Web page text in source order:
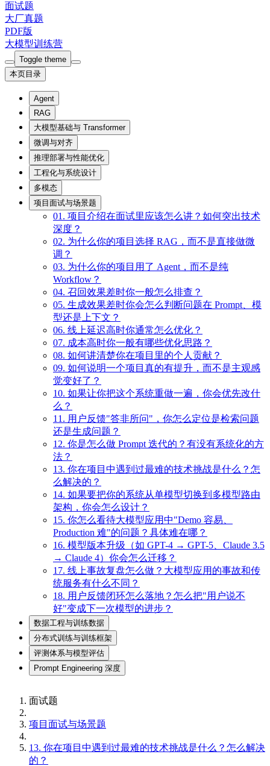
面试题
大厂真题
PDF版
大模型训练营
Toggle theme
本页目录
Agent
RAG
大模型基础与 Transformer
微调与对齐
推理部署与性能优化
工程化与系统设计
多模态
项目面试与场景题
01. 项目介绍在面试里应该怎么讲？如何突出技术
深度？
02. 为什么你的项目选择 RAG，而不是直接做微
调？
03. 为什么你的项目用了 Agent，而不是纯
Workflow？
04. 召回效果差时你一般怎么排查？
05. 生成效果差时你会怎么判断问题在 Prompt、模
型还是上下文？
06. 线上延迟高时你通常怎么优化？
07. 成本高时你一般有哪些优化思路？
08. 如何讲清楚你在项目里的个人贡献？
09. 如何说明一个项目真的有提升，而不是主观感
觉变好了？
10. 如果让你把这个系统重做一遍，你会优先改什
么？
11. 用户反馈"答非所问"，你怎么定位是检索问题
还是生成问题？
12. 你是怎么做 Prompt 迭代的？有没有系统化的方
法？
13. 你在项目中遇到过最难的技术挑战是什么？怎
么解决的？
14. 如果要把你的系统从单模型切换到多模型路由
架构，你会怎么设计？
15. 你怎么看待大模型应用中"Demo 容易、
Production 难"的问题？具体难在哪？
16. 模型版本升级（如 GPT-4 → GPT-5、Claude 3.5
→ Claude 4）你会怎么迁移？
17. 线上事故复盘怎么做？大模型应用的事故和传
统服务有什么不同？
18. 用户反馈闭环怎么落地？怎么把"用户说不
好"变成下一次模型的进步？
数据工程与训练数据
分布式训练与训练框架
评测体系与模型评估
Prompt Engineering 深度
面试题
项目面试与场景题
13. 你在项目中遇到过最难的技术挑战是什么？怎么解决
的？